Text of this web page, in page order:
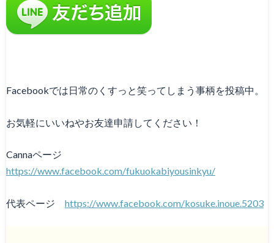
Facebookでは日常のくすっと笑ってしまう事柄を投稿中。
お気軽にいいねやお友達申請してください！
Cannaページ
https://www.facebook.com/fukuokabiyousinkyu/
代表ページ https://www.facebook.com/kosuke.inoue.5203